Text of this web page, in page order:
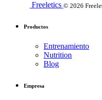
Freeletics © 2026
Productos
Entrenamiento
Nutrition
Blog
Empresa